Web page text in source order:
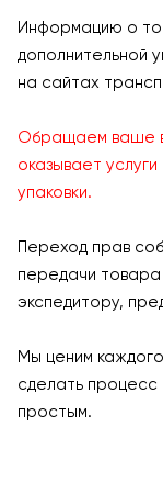
Информацию о
дополнительной
на сайтах
Обращаем ваше
оказывает
упаковки.
Переход прав
передачи
экспедитору,
Мы ценим
сделать процесс
простым.